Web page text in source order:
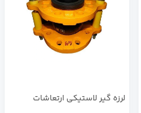
لرزه گیر لاستیکی ارتعاشات